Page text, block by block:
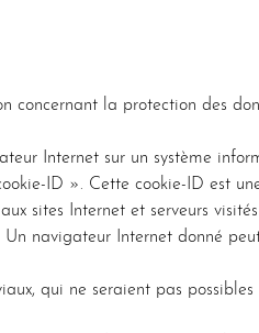
concernant la protection des
Internet sur un système
ID ». Cette cookie-ID est
sites Internet et serveurs
navigateur Internet donné
qui ne seraient pas possibles